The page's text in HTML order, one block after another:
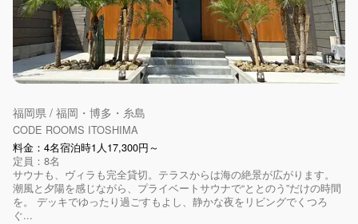
福岡県 / 福岡・博多・糸島
CODE ROOMS ITOSHIMA
料金：4名宿泊時1人17,300円～
定員：8名
サウナも、ヴィラも完全貸切。テラスからは海の絶景が広がります。
潮風と夕陽を感じながら、プライベートサウナで“ととのう”だけの時間
を。 デッキでゆったり過ごすもよし、静かな夜をリビングでくつろ
ぐ...